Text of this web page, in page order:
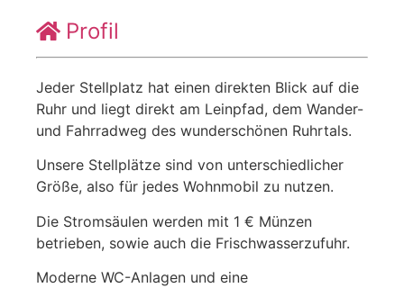
Profil
Jeder Stellplatz hat einen direkten Blick auf die
Ruhr und liegt direkt am Leinpfad, dem Wander-
und Fahrradweg des wunderschönen Ruhrtals.
Unsere Stellplätze sind von unterschiedlicher
Größe, also für jedes Wohnmobil zu nutzen.
Die Stromsäulen werden mit 1 € Münzen
betrieben, sowie auch die Frischwasserzufuhr.
Moderne WC-Anlagen und eine